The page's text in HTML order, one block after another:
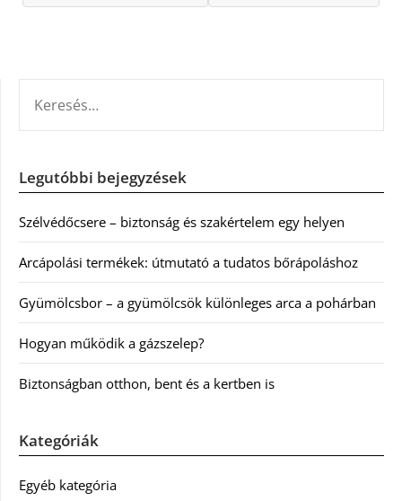
Legutóbbi bejegyzések
Szélvédőcsere – biztonság és szakértelem egy helyen
Arcápolási termékek: útmutató a tudatos bőrápoláshoz
Gyümölcsbor – a gyümölcsök különleges arca a pohárban
Hogyan működik a gázszelep?
Biztonságban otthon, bent és a kertben is
Kategóriák
Egyéb kategória